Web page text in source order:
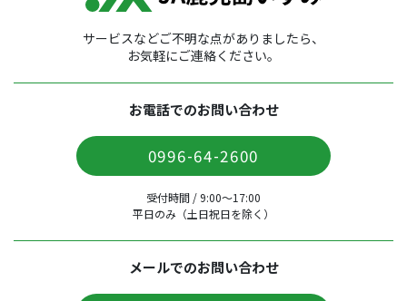
サービスなどご不明な点がありましたら、
お気軽にご連絡ください。
お電話でのお問い合わせ
0996-64-2600
受付時間 / 9:00〜17:00
平日のみ（土日祝日を除く）
メールでのお問い合わせ